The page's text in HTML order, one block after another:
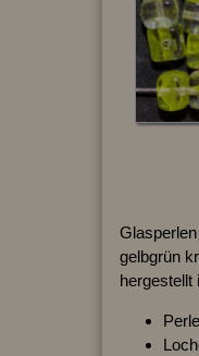
gelbgrün
hergestellt